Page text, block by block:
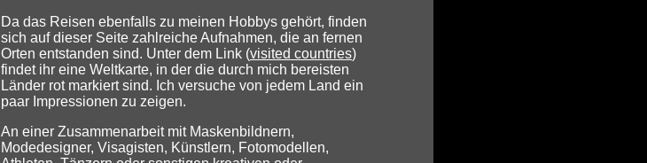
Da das Reisen ebenfalls zu meinen Hobbys gehört, finden
sich auf dieser Seite zahlreiche Aufnahmen, die an fernen
Orten entstanden sind. Unter dem Link (visited countries)
findet ihr eine Weltkarte, in der die durch mich bereisten
Länder rot markiert sind. Ich versuche von jedem Land ein
paar Impressionen zu zeigen.
An einer Zusammenarbeit mit Maskenbildnern,
Modedesigner, Visagisten, Künstlern, Fotomodellen,